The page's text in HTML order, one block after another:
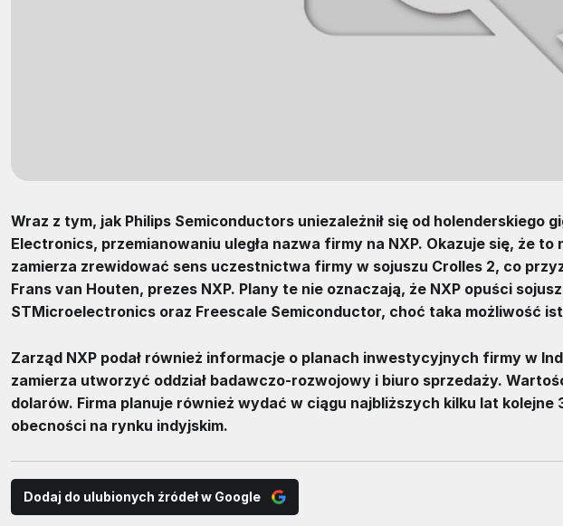
Wraz z tym, jak Philips Semiconductors uniezależnił się od holenderskiego
Electronics, przemianowaniu uległa nazwa firmy na NXP. Okazuje się, że to
zamierza zrewidować sens uczestnictwa firmy w sojuszu Crolles 2, co
Frans van Houten, prezes NXP. Plany te nie oznaczają, że NXP opuści
STMicroelectronics oraz Freescale Semiconductor, choć taka możliwość
Zarząd NXP podał również informacje o planach inwestycyjnych firmy w
zamierza utworzyć oddział badawczo-rozwojowy i biuro sprzedaży.
dolarów. Firma planuje również wydać w ciągu najbliższych kilku lat
obecności na rynku indyjskim.
Dodaj do ulubionych źródeł w Google